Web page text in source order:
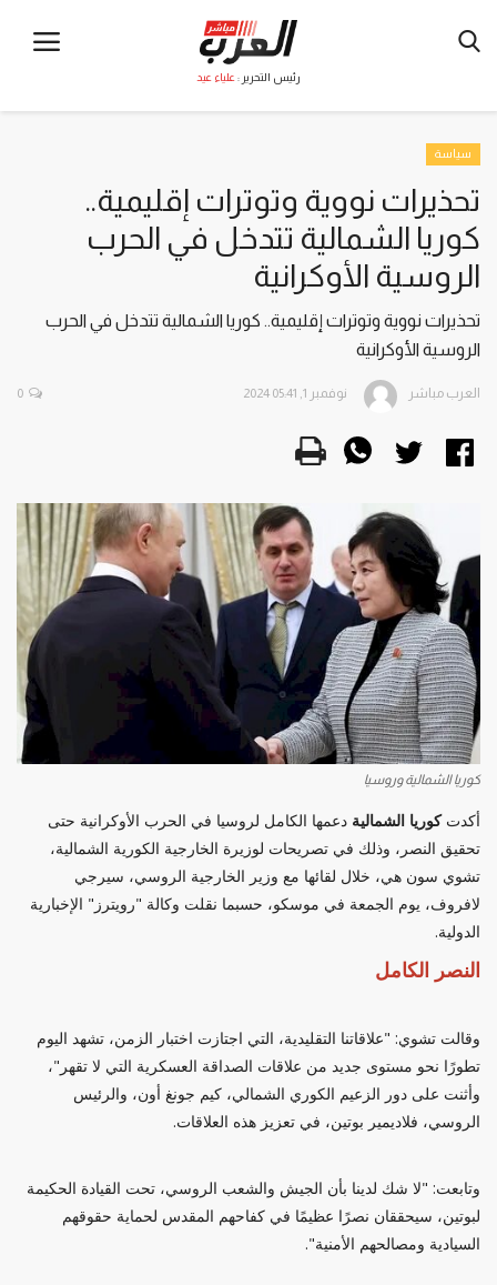
رئيس التحرير : علياء عيد
سياسة
تحذيرات نووية وتوترات إقليمية..
كوريا الشمالية تتدخل في الحرب
الروسية الأوكرانية
تحذيرات نووية وتوترات إقليمية.. كوريا الشمالية تتدخل في الحرب
الروسية الأوكرانية
العرب مباشر نوفمبر 1, 2024 05:41 0
كوريا الشمالية وروسيا
أكدتكوريا الشمالية دعمها الكامل لروسيا في الحرب الأوكرانية حتى
تحقيق النصر، وذلك في تصريحات لوزيرة الخارجية الكورية الشمالية،
تشوي سون هي، خلال لقائها مع وزير الخارجية الروسي، سيرجي
لافروف، يوم الجمعة في موسكو، حسبما نقلت وكالة "رويترز" الإخبارية
الدولية.
النصر الكامل
وقالت تشوي: "علاقاتنا التقليدية، التي اجتازت اختبار الزمن، تشهد اليوم
تطورًا نحو مستوى جديد من علاقات الصداقة العسكرية التي لا تقهر"،
وأثنت على دور الزعيم الكوري الشمالي، كيم جونغ أون، والرئيس
الروسي، فلاديمير بوتين، في تعزيز هذه العلاقات.
وتابعت: "لا شك لدينا بأن الجيش والشعب الروسي، تحت القيادة الحكيمة
لبوتين، سيحققان نصرًا عظيمًا في كفاحهم المقدس لحماية حقوقهم
السيادية ومصالحهم الأمنية".